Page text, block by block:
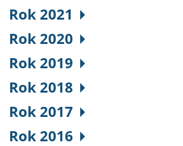
Rok 2021
Rok 2020
Rok 2019
Rok 2018
Rok 2017
Rok 2016